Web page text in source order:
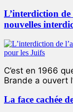
L’interdiction
nouvelles
C’est en 1966
Brande a ouvert
La face cachée